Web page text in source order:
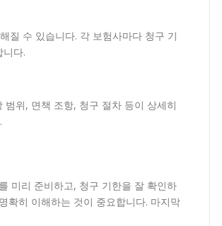
질 수 있습니다. 각 보험사마다 청구 기
다.
위, 면책 조항, 청구 절차 등이 상세히
미리 준비하고, 청구 기한을 잘 확인하
확히 이해하는 것이 중요합니다. 마지막